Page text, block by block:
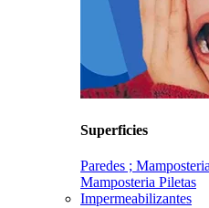
Superficies
Paredes ; Mamposteria
Mamposteria Piletas
Impermeabilizantes